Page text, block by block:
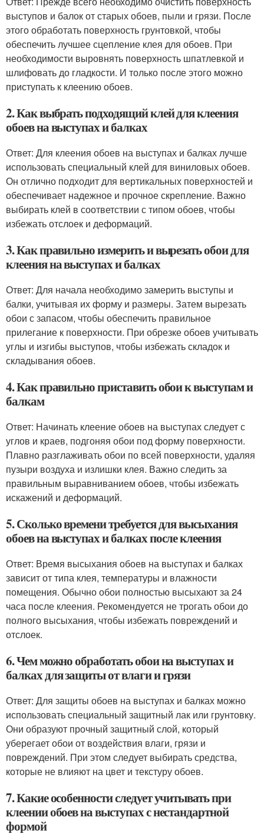
выступов и балок от старых обоев, пыли и грязи. После
этого обработать поверхность грунтовкой, чтобы
обеспечить лучшее сцепление клея для обоев. При
необходимости выровнять поверхность шпатлевкой и
шлифовать до гладкости. И только после этого можно
приступать к клеению обоев.
2. Как выбрать подходящий клей для клеения
обоев на выступах и балках
Ответ: Для клеения обоев на выступах и балках лучше
использовать специальный клей для виниловых обоев.
Он отлично подходит для вертикальных поверхностей и
обеспечивает надежное и прочное скрепление. Важно
выбирать клей в соответствии с типом обоев, чтобы
избежать отслоек и деформаций.
3. Как правильно измерить и вырезать обои для
клеения на выступах и балках
Ответ: Для начала необходимо замерить выступы и
балки, учитывая их форму и размеры. Затем вырезать
обои с запасом, чтобы обеспечить правильное
прилегание к поверхности. При обрезке обоев учитывать
углы и изгибы выступов, чтобы избежать складок и
складывания обоев.
4. Как правильно приставить обои к выступам и
балкам
Ответ: Начинать клеение обоев на выступах следует с
углов и краев, подгоняя обои под форму поверхности.
Плавно разглаживать обои по всей поверхности, удаляя
пузыри воздуха и излишки клея. Важно следить за
правильным выравниванием обоев, чтобы избежать
искажений и деформаций.
5. Сколько времени требуется для высыхания
обоев на выступах и балках после клеения
Ответ: Время высыхания обоев на выступах и балках
зависит от типа клея, температуры и влажности
помещения. Обычно обои полностью высыхают за 24
часа после клеения. Рекомендуется не трогать обои до
полного высыхания, чтобы избежать повреждений и
отслоек.
6. Чем можно обработать обои на выступах и
балках для защиты от влаги и грязи
Ответ: Для защиты обоев на выступах и балках можно
использовать специальный защитный лак или грунтовку.
Они образуют прочный защитный слой, который
уберегает обои от воздействия влаги, грязи и
повреждений. При этом следует выбирать средства,
которые не влияют на цвет и текстуру обоев.
7. Какие особенности следует учитывать при
клеении обоев на выступах с нестандартной
формой